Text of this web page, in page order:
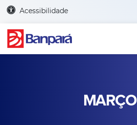
Acessibilidade
MARÇO